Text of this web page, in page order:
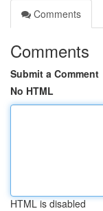
Comments
Comments
Submit a Comment
No HTML
HTML is disabled